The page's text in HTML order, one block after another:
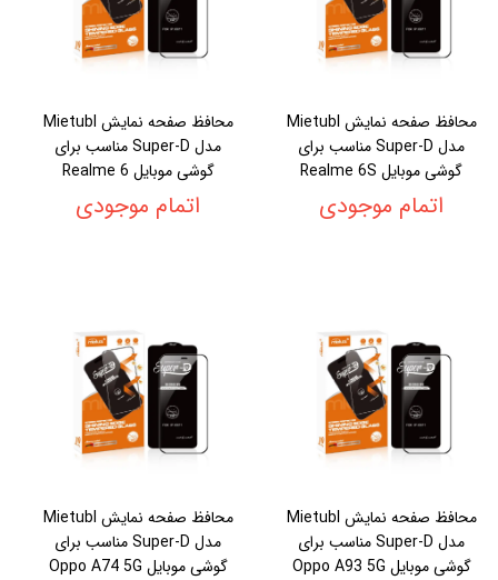
محافظ صفحه نمایش Mietubl
مدل Super-D مناسب برای
گوشی موبایل Realme 6S
اتمام موجودی
محافظ صفحه نمایش Mietubl
مدل Super-D مناسب برای
گوشی موبایل Realme 6
اتمام موجودی
محافظ صفحه نمایش Mietubl
مدل Super-D مناسب برای
گوشی موبایل Oppo A93 5G
محافظ صفحه نمایش Mietubl
مدل Super-D مناسب برای
گوشی موبایل Oppo A74 5G